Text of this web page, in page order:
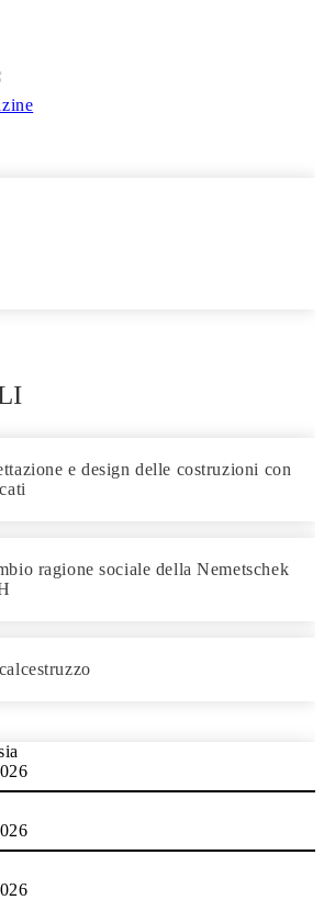
e design delle costruzioni con
ragione sociale della Nemetschek